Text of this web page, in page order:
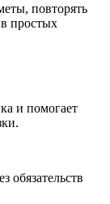
повторять
простых
и помогает
обязательств